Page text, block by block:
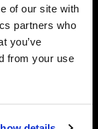
of our site with
partners who
you’ve
from your use